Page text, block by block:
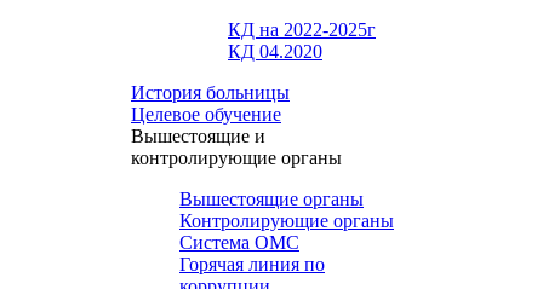
КД на 2022-2025г
КД 04.2020
История больницы
Целевое обучение
Вышестоящие и
контролирующие органы
Вышестоящие органы
Контролирующие органы
Система ОМС
Горячая линия по